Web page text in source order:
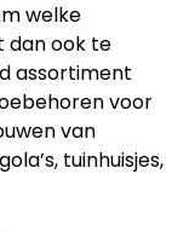
welke
dan ook te
assortiment
voor
van
tuinhuisjes,